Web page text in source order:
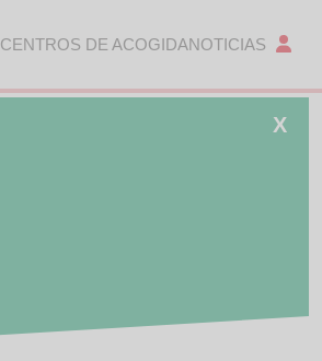
CENTROS DE ACOGIDANOTICIAS
X